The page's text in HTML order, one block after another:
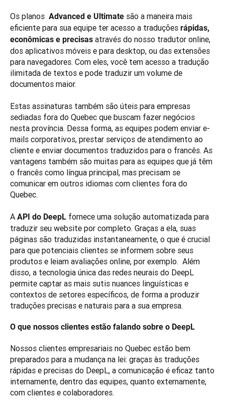
Os planos Advanced e Ultimate são a maneira mais
eficiente para sua equipe ter acesso a traduções rápidas,
econômicas e precisas através do nosso tradutor online,
dos aplicativos móveis e para desktop, ou das extensões
para navegadores. Com eles, você tem acesso a tradução
ilimitada de textos e pode traduzir um volume de
documentos maior.
Estas assinaturas também são úteis para empresas
sediadas fora do Quebec que buscam fazer negócios
nesta província. Dessa forma, as equipes podem enviar e-
mails corporativos, prestar serviços de atendimento ao
cliente e enviar documentos traduzidos para o francês. As
vantagens também são muitas para as equipes que já têm
o francês como língua principal, mas precisam se
comunicar em outros idiomas com clientes fora do
Quebec.
A API do DeepL fornece uma solução automatizada para
traduzir seu website por completo. Graças a ela, suas
páginas são traduzidas instantaneamente, o que é crucial
para que potenciais clientes se informem sobre seus
produtos e leiam avaliações online, por exemplo.  Além
disso, a tecnologia única das redes neurais do DeepL
permite captar as mais sutis nuances linguísticas e
contextos de setores específicos, de forma a produzir
traduções precisas e naturais para a sua empresa.
O que nossos clientes estão falando sobre o DeepL
Nossos clientes empresariais no Quebec estão bem
preparados para a mudança na lei: graças às traduções
rápidas e precisas do DeepL, a comunicação é eficaz tanto
internamente, dentro das equipes, quanto externamente,
com clientes e colaboradores.